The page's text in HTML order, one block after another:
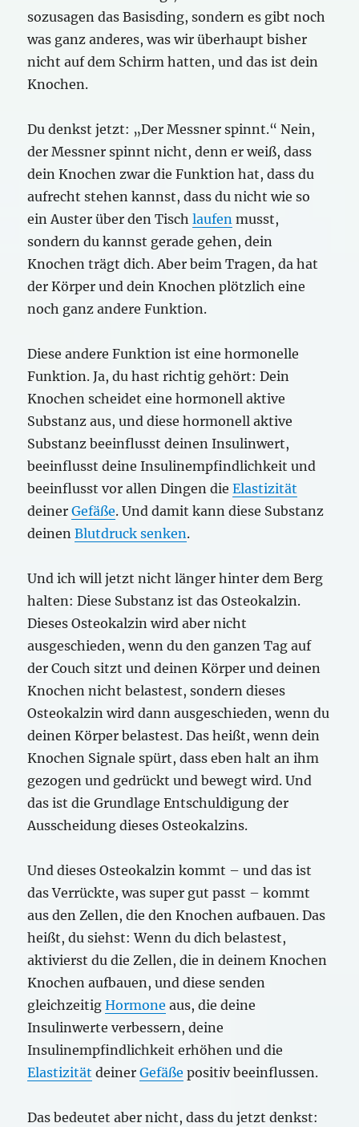
sozusagen das Basisding, sondern es gibt noch
was ganz anderes, was wir überhaupt bisher
nicht auf dem Schirm hatten, und das ist dein
Knochen.
Du denkst jetzt: „Der Messner spinnt.“ Nein,
der Messner spinnt nicht, denn er weiß, dass
dein Knochen zwar die Funktion hat, dass du
aufrecht stehen kannst, dass du nicht wie so
ein Auster über den Tischlaufen musst,
sondern du kannst gerade gehen, dein
Knochen trägt dich. Aber beim Tragen, da hat
der Körper und dein Knochen plötzlich eine
noch ganz andere Funktion.
Diese andere Funktion ist eine hormonelle
Funktion. Ja, du hast richtig gehört: Dein
Knochen scheidet eine hormonell aktive
Substanz aus, und diese hormonell aktive
Substanz beeinflusst deinen Insulinwert,
beeinflusst deine Insulinempfindlichkeit und
beeinflusst vor allen Dingen dieElastizität
deinerGefäße. Und damit kann diese Substanz
deinenBlutdruck senken.
Und ich will jetzt nicht länger hinter dem Berg
halten: Diese Substanz ist das Osteokalzin.
Dieses Osteokalzin wird aber nicht
ausgeschieden, wenn du den ganzen Tag auf
der Couch sitzt und deinen Körper und deinen
Knochen nicht belastest, sondern dieses
Osteokalzin wird dann ausgeschieden, wenn du
deinen Körper belastest. Das heißt, wenn dein
Knochen Signale spürt, dass eben halt an ihm
gezogen und gedrückt und bewegt wird. Und
das ist die Grundlage Entschuldigung der
Ausscheidung dieses Osteokalzins.
Und dieses Osteokalzin kommt – und das ist
das Verrückte, was super gut passt – kommt
aus den Zellen, die den Knochen aufbauen. Das
heißt, du siehst: Wenn du dich belastest,
aktivierst du die Zellen, die in deinem Knochen
Knochen aufbauen, und diese senden
gleichzeitigHormone aus, die deine
Insulinwerte verbessern, deine
Insulinempfindlichkeit erhöhen und die
Elastizität deinerGefäße positiv beeinflussen.
Das bedeutet aber nicht, dass du jetzt denkst: